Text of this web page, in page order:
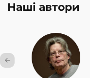
Наші автори